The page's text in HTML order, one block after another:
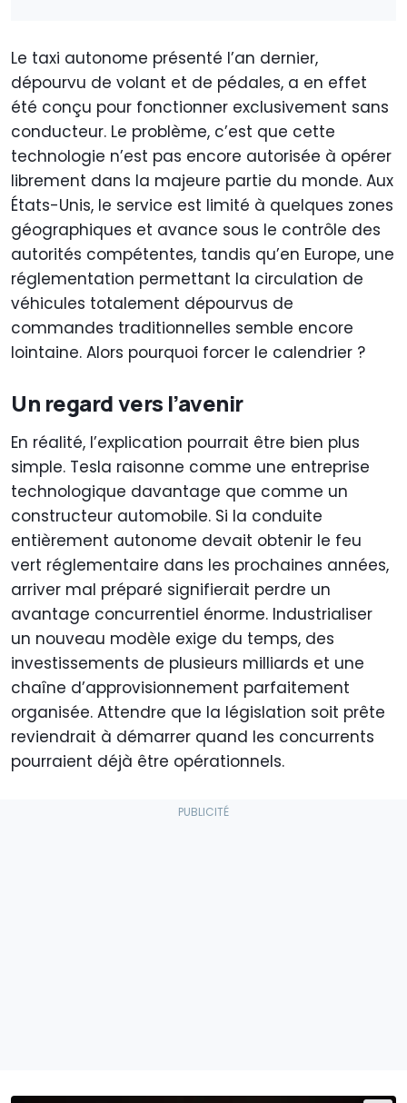
Le taxi autonome présenté l’an dernier,
dépourvu de volant et de pédales, a en effet
été conçu pour fonctionner exclusivement sans
conducteur. Le problème, c’est que cette
technologie n’est pas encore autorisée à opérer
librement dans la majeure partie du monde. Aux
États-Unis, le service est limité à quelques zones
géographiques et avance sous le contrôle des
autorités compétentes, tandis qu’en Europe, une
réglementation permettant la circulation de
véhicules totalement dépourvus de
commandes traditionnelles semble encore
lointaine. Alors pourquoi forcer le calendrier ?
Un regard vers l’avenir
En réalité, l’explication pourrait être bien plus
simple. Tesla raisonne comme une entreprise
technologique davantage que comme un
constructeur automobile. Si la conduite
entièrement autonome devait obtenir le feu
vert réglementaire dans les prochaines années,
arriver mal préparé signifierait perdre un
avantage concurrentiel énorme. Industrialiser
un nouveau modèle exige du temps, des
investissements de plusieurs milliards et une
chaîne d’approvisionnement parfaitement
organisée. Attendre que la législation soit prête
reviendrait à démarrer quand les concurrents
pourraient déjà être opérationnels.